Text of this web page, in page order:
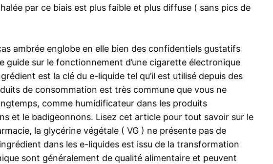
par ce biais est plus faible et plus diffuse ( sans pics de
ambrée englobe en elle bien des confidentiels gustatifs
sur le fonctionnement d’une cigarette électronique
est la clé du e-liquide tel qu’il est utilisé depuis des
de consommation est très commune que vous ne
comme humidificateur dans les produits
et le badigeonnons. Lisez cet article pour tout savoir sur le
la glycérine végétale ( VG ) ne présente pas de
dans les e-liquides est issu de la transformation
sont généralement de qualité alimentaire et peuvent